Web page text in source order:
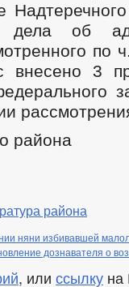
об
по
3
района
района
няни избивавшей
дознавателя о
, или ссылку на